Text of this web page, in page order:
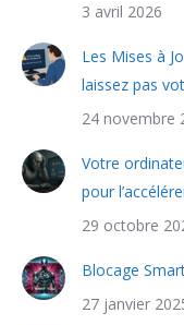
3 avril 2026
Les Mises à
laissez pas
24 novembre
Votre
pour
29 octobre
Blocage
27 janvier